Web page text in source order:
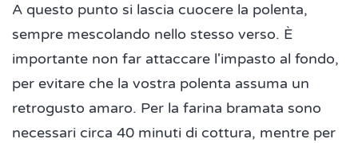
A questo punto si lascia cuocere la polenta,
sempre mescolando nello stesso verso. È
importante non far attaccare l'impasto al fondo,
per evitare che la vostra polenta assuma un
retrogusto amaro. Per la farina bramata sono
necessari circa 40 minuti di cottura, mentre per